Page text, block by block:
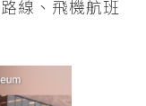
線、飛機航班